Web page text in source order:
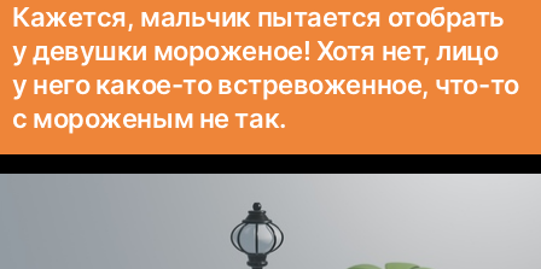
Кажется, мальчик пытается отобрать
у девушки мороженое! Хотя нет, лицо
у него какое-то встревоженное, что-то
с мороженым не так.